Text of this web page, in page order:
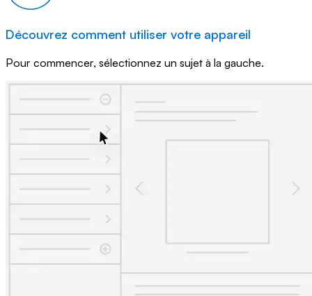
Découvrez comment utiliser votre appareil
Pour commencer, sélectionnez un sujet à la gauche.